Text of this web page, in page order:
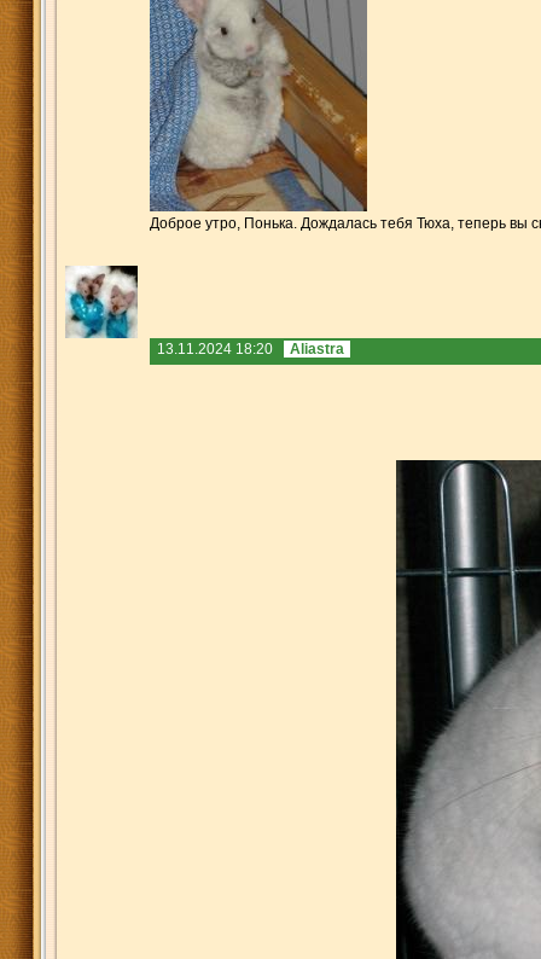
Доброе утро, Понька. Дождалась тебя Тюха, теперь вы
13.11.2024 18:20 Aliastra